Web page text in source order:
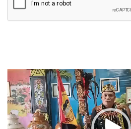
Pemutar
Video